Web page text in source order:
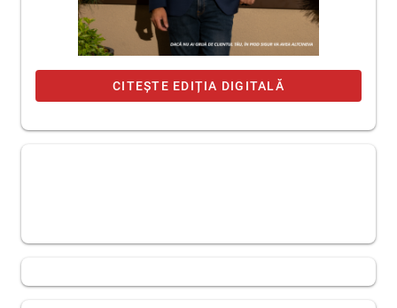
CITEȘTE EDIȚIA DIGITALĂ